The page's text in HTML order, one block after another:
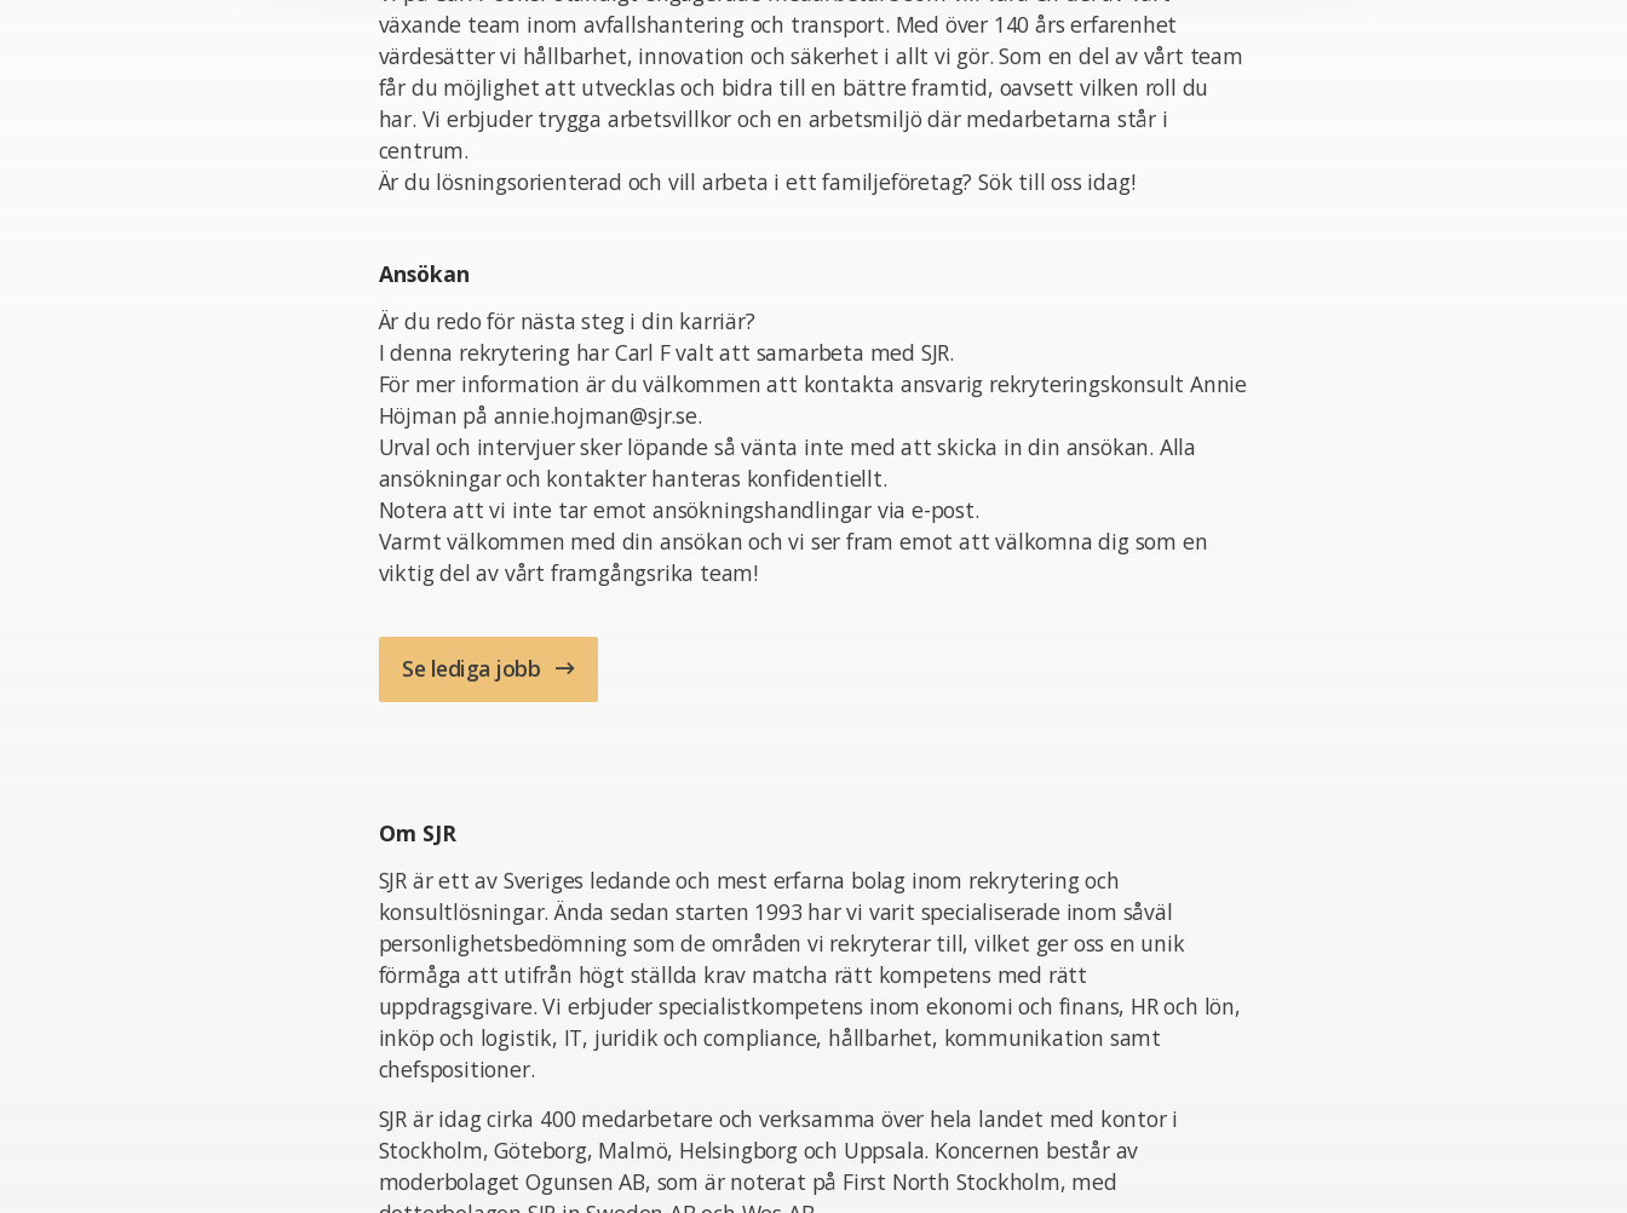
växande team inom avfallshantering och transport. Med över 140 års erfarenhet
värdesätter vi hållbarhet, innovation och säkerhet i allt vi gör. Som en del av vårt team
får du möjlighet att utvecklas och bidra till en bättre framtid, oavsett vilken roll du
har. Vi erbjuder trygga arbetsvillkor och en arbetsmiljö där medarbetarna står i
centrum.
Är du lösningsorienterad och vill arbeta i ett familjeföretag? Sök till oss idag!
Ansökan
Är du redo för nästa steg i din karriär?
I denna rekrytering har Carl F valt att samarbeta med SJR.
För mer information är du välkommen att kontakta ansvarig rekryteringskonsult Annie
Höjman på annie.hojman@sjr.se.
Urval och intervjuer sker löpande så vänta inte med att skicka in din ansökan. Alla
ansökningar och kontakter hanteras konfidentiellt.
Notera att vi inte tar emot ansökningshandlingar via e-post.
Varmt välkommen med din ansökan och vi ser fram emot att välkomna dig som en
viktig del av vårt framgångsrika team!
Se lediga jobb
Om SJR
SJR är ett av Sveriges ledande och mest erfarna bolag inom rekrytering och
konsultlösningar. Ända sedan starten 1993 har vi varit specialiserade inom såväl
personlighetsbedömning som de områden vi rekryterar till, vilket ger oss en unik
förmåga att utifrån högt ställda krav matcha rätt kompetens med rätt
uppdragsgivare. Vi erbjuder specialistkompetens inom ekonomi och finans, HR och lön,
inköp och logistik, IT, juridik och compliance, hållbarhet, kommunikation samt
chefspositioner.
SJR är idag cirka 400 medarbetare och verksamma över hela landet med kontor i
Stockholm, Göteborg, Malmö, Helsingborg och Uppsala. Koncernen består av
moderbolaget Ogunsen AB, som är noterat på First North Stockholm, med